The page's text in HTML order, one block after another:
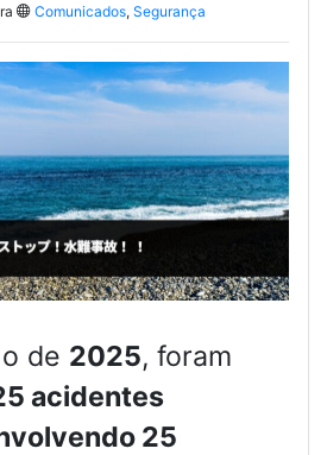
Comunicados, Segurança
de 2025, foram
acidentes
25